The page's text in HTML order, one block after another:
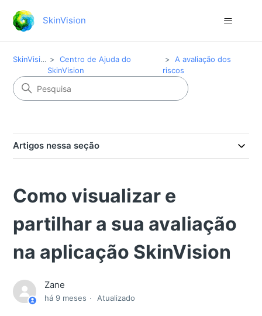
SkinVision
SkinVision
Centro de Ajuda do
SkinVision
A avaliação dos
riscos
Artigos nessa seção
Como visualizar e
partilhar a sua avaliação
na aplicação SkinVision
Zane
há 9 meses Atualizado